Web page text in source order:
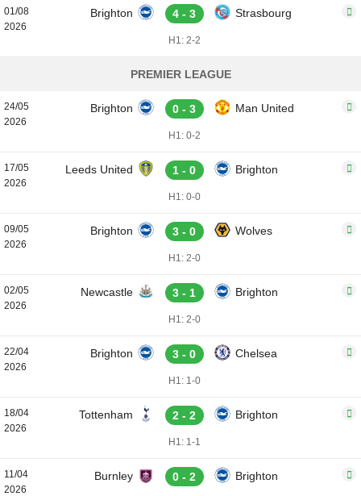
01/08
2026
Brighton 4 - 3 Strasbourg
H1: 2-2
PREMIER LEAGUE
24/05
2026
Brighton 0 - 3 Man United
H1: 0-2
17/05
2026
Leeds United 1 - 0 Brighton
H1: 0-0
09/05
2026
Brighton 3 - 0 Wolves
H1: 2-0
02/05
2026
Newcastle 3 - 1 Brighton
H1: 2-0
22/04
2026
Brighton 3 - 0 Chelsea
H1: 1-0
18/04
2026
Tottenham 2 - 2 Brighton
H1: 1-1
11/04
2026
Burnley 0 - 2 Brighton